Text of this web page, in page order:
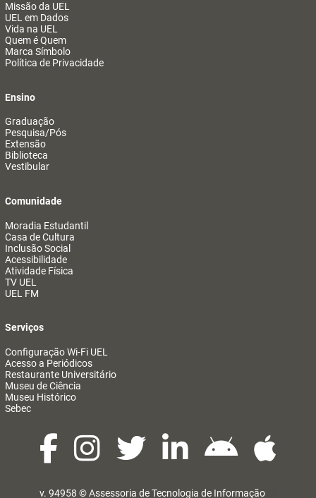
Missão da UEL
UEL em Dados
Vida na UEL
Quem é Quem
Marca Símbolo
Política de Privacidade
Ensino
Graduação
Pesquisa/Pós
Extensão
Biblioteca
Vestibular
Comunidade
Moradia Estudantil
Casa de Cultura
Inclusão Social
Acessibilidade
Atividade Física
TV UEL
UEL FM
Serviços
Configuração Wi-Fi UEL
Acesso a Periódicos
Restaurante Universitário
Museu de Ciência
Museu Histórico
Sebec
v. 94958 ©Assessoria de Tecnologia de Informação